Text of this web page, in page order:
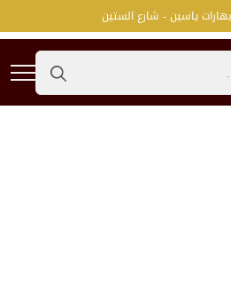
ياسين - شارع الستين
Search
for: